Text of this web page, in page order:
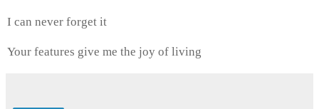
I can never forget it
Your features give me the joy of living